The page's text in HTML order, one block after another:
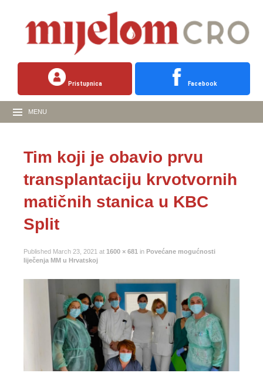
Pristupnica Facebook
MENU
Tim koji je obavio prvu
transplantaciju krvotvornih
matičnih stanica u KBC
Split
Published March 23, 2021 at 1600 × 681 in Povećane mogućnosti
liječenja MM u Hrvatskoj